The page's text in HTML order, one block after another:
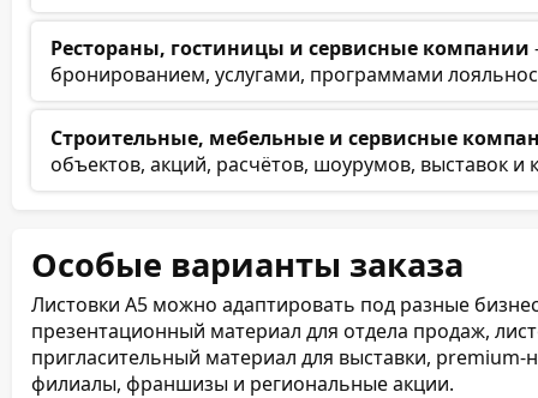
Рестораны, гостиницы и сервисные компании
бронированием, услугами, программами
Строительные, мебельные и сервисные
объектов, акций, расчётов, шоурумов, выставок и
Особые варианты заказа
Листовки А5 можно адаптировать под разные
презентационный материал для отдела продаж,
пригласительный материал для выставки, premium-
филиалы, франшизы и региональные акции.